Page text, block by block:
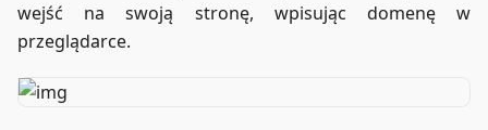
    location / {
        return 301 https://$host$request_uri;
}
wejść na swoją stronę, wpisując domenę w
przeglądarce.